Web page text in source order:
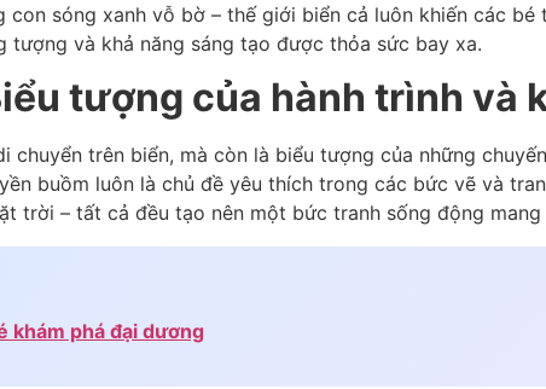
con sóng xanh vỗ bờ – thế giới biển cả luôn khiến các
tượng và khả năng sáng tạo được thỏa sức bay xa.
tượng của hành trình và
chuyển trên biển, mà còn là biểu tượng của những
buồm luôn là chủ đề yêu thích trong các bức vẽ và
trời – tất cả đều tạo nên một bức tranh sống động mang
khám phá đại dương